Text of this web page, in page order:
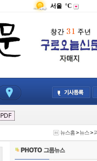
서울 °C
뉴스홈>뉴스>